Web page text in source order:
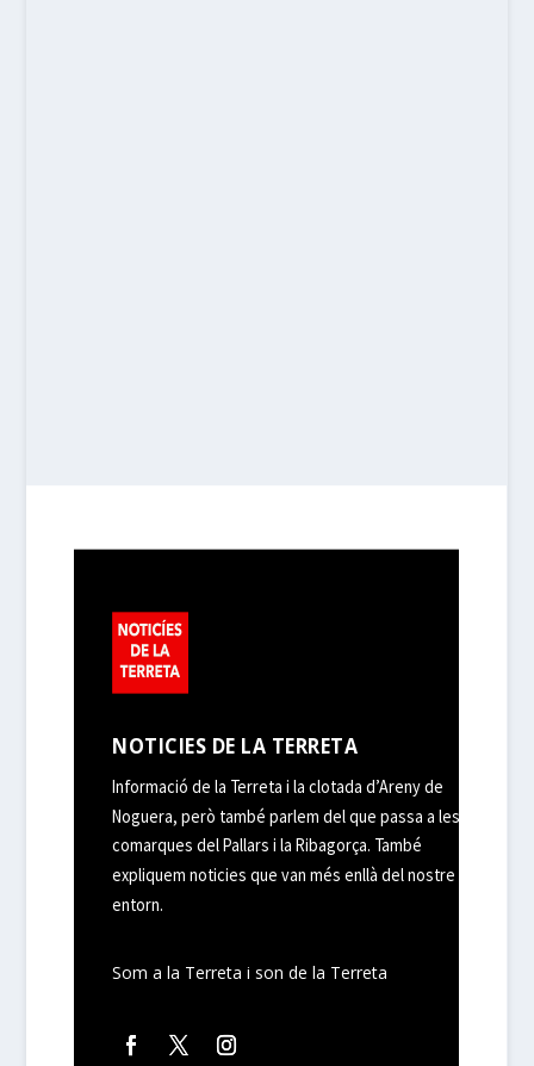
NOTICIES DE LA TERRETA
Informació de la Terreta i la clotada d’Areny de
Noguera, però també parlem del que passa a les
comarques del Pallars i la Ribagorça. També
expliquem noticies que van més enllà del nostre
entorn.
Som a la Terreta i son de la Terreta